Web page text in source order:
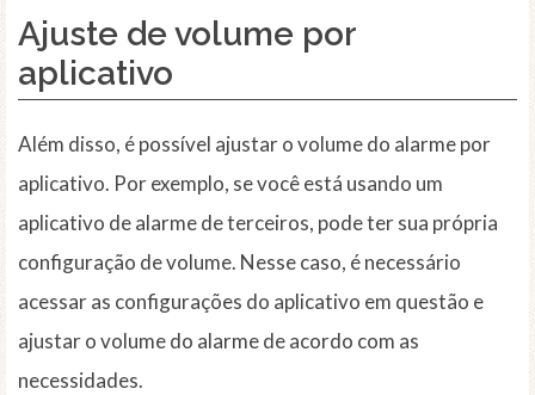
Ajuste de volume por
aplicativo
Além disso, é possível ajustar o volume do alarme por
aplicativo. Por exemplo, se você está usando um
aplicativo de alarme de terceiros, pode ter sua própria
configuração de volume. Nesse caso, é necessário
acessar as configurações do aplicativo em questão e
ajustar o volume do alarme de acordo com as
necessidades.